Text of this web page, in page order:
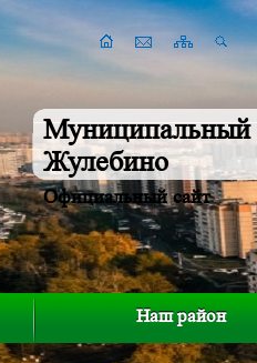
Муниципальный
Жулебино
Официальный сайт
Наш район